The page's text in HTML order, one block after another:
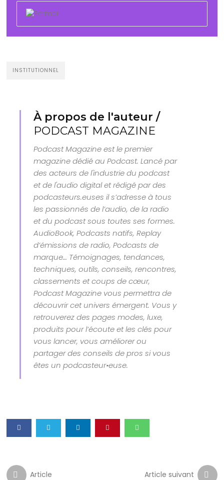
INSTITUTIONNEL
À propos de l'auteur /
PODCAST MAGAZINE
Podcast Magazine est le premier
magazine dédié au Podcast. Lancé par
des acteurs de l'industrie du podcast
et de l'audio digital et rédigé par des
podcasteurs.euses il s’adresse à tous
les passionnés de l’audio, de la radio
et du podcast sous toutes ses formes.
AudioBook, Podcasts natifs, Replay
d’émissions de radio, Podcasts de
marque… Témoignages, tendances,
techniques, outils, conseils, rencontres,
classements et coups de cœur,
Podcast Magazine vous permettra de
découvrir cet univers émergent. Vous y
retrouverez des pages modes, luxe,
produits pour l’écoute et les clés pour
vous lancer, vous améliorer ou
partager des conseils de pros si vous
êtes un podcasteur•euse.
Article
Article suivant